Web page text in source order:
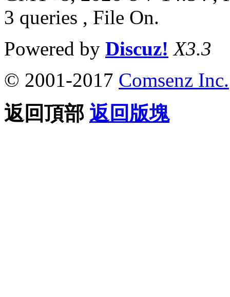
3 queries , File On.
Powered by Discuz! X3.3
© 2001-2017 Comsenz Inc.
返回頂部 返回版塊